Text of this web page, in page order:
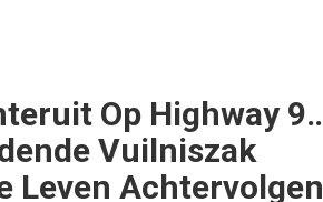
Op Highway
Vuilniszak
Leven Achtervolgen